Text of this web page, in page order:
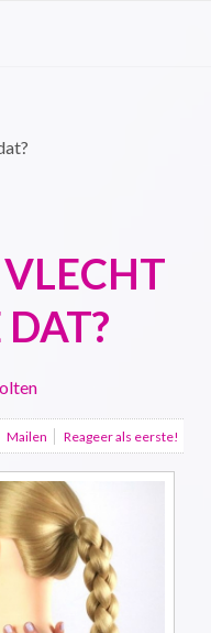
DAT?
Mailen Reageer als eerste!